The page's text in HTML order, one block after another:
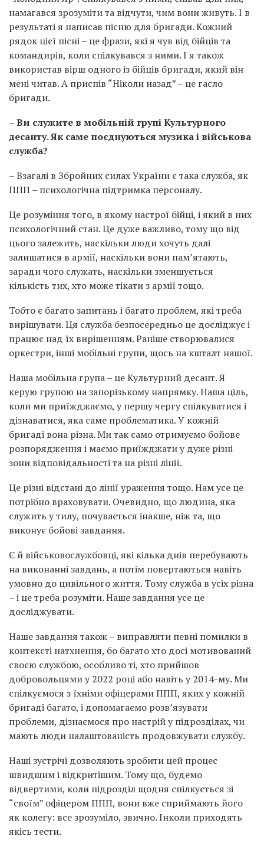
намагався зрозуміти та відчути, чим вони живуть. І в
результаті я написав пісню для бригади. Кожний
рядок цієї пісні – це фрази, які я чув від бійців та
командирів, коли спілкувався з ними. І я також
використав вірш одного із бійців бригади, який він
мені читав. А приспів “Ніколи назад” – це гасло
бригади.
– Ви служите в мобільній групі Культурного
десанту. Як саме поєднуються музика і військова
служба?
– Взагалі в Збройних силах України є така служба, як
ППП – психологічна підтримка персоналу.
Це розуміння того, в якому настрої бійці, і який в них
психологічний стан. Це дуже важливо, тому що від
цього залежить, наскільки люди хочуть далі
залишатися в армії, наскільки вони пам’ятають,
заради чого служать, наскільки зменшується
кількість тих, хто може тікати з армії тощо.
Тобто є багато запитань і багато проблем, які треба
вирішувати. Ця служба безпосередньо це досліджує і
працює над їх вирішенням. Раніше створювалися
оркестри, інші мобільні групи, щось на кшталт нашої.
Наша мобільна група – це Культурний десант. Я
керую групою на запорізькому напрямку. Наша ціль,
коли ми приїжджаємо, у першу чергу спілкуватися і
дізнаватися, яка саме проблематика. У кожній
бригаді вона різна. Ми так само отримуємо бойове
розпорядження і маємо приїжджати у дуже різні
зони відповідальності та на різні лінії.
Це різні відстані до лінії ураження тощо. Нам усе це
потрібно враховувати. Очевидно, що людина, яка
служить у тилу, почувається інакше, ніж та, що
виконує бойові завдання.
Є й військовослужбовці, які кілька днів перебувають
на виконанні завдань, а потім повертаються навіть
умовно до цивільного життя. Тому служба в усіх різна
– і це треба розуміти. Наше завдання усе це
досліджувати.
Наше завдання також – виправляти певні помилки в
контексті натхнення, бо багато хто досі мотивований
своєю службою, особливо ті, хто прийшов
добровольцями у 2022 році або навіть у 2014-му. Ми
спілкуємося з їхніми офіцерами ППП, яких у кожній
бригаді багато, і допомагаємо розв’язувати
проблеми, дізнаємося про настрій у підрозділах, чи
мають люди налаштованість продовжувати службу.
Наші зустрічі дозволяють зробити цей процес
швидшим і відкритішим. Тому що, будемо
відвертими, коли підрозділ щодня спілкується зі
“своїм” офіцером ППП, вони вже сприймають його
як колегу: все зрозуміло, звично. Інколи приходять
якісь тести.